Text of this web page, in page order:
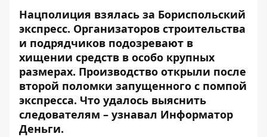
Нацполиция взялась за Бориспольский
экспресс. Организаторов строительства
и подрядчиков подозревают в
хищении средств в особо крупных
размерах. Производство открыли после
второй поломки запущенного с помпой
экспресса. Что удалось выяснить
следователям – узнавал Информатор
Деньги.